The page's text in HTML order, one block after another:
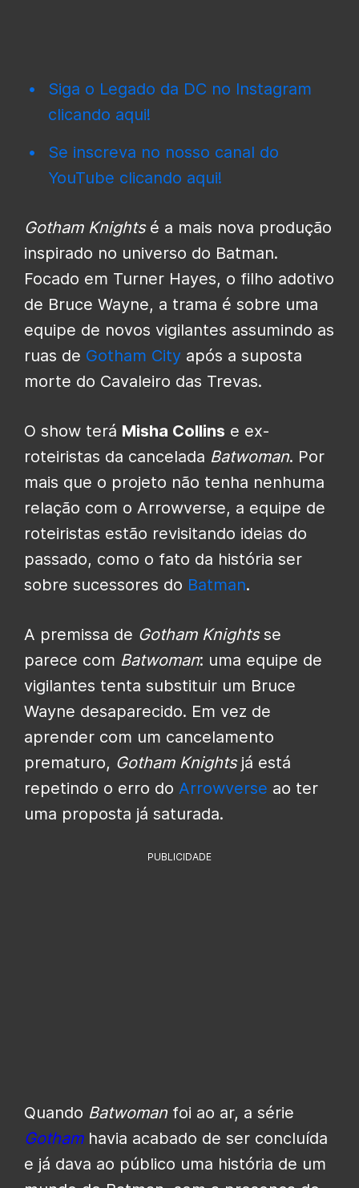
Siga o Legado da DC no Instagram
clicando aqui!
Se inscreva no nosso canal do
YouTube clicando aqui!
Gotham Knightsé a mais nova produção
inspirado no universo do Batman.
Focado em Turner Hayes, o filho adotivo
de Bruce Wayne, a trama é sobre uma
equipe de novos vigilantes assumindo as
ruas de Gotham City após a suposta
morte do Cavaleiro das Trevas.
O show terá Misha Collins e ex-
roteiristas da cancelada Batwoman. Por
mais que o projeto não tenha nenhuma
relação com o Arrowverse, a equipe de
roteiristas estão revisitando ideias do
passado, como o fato da história ser
sobre sucessores do Batman.
A premissa de Gotham Knightsse
parece com Batwoman: uma equipe de
vigilantes tenta substituir um Bruce
Wayne desaparecido. Em vez de
aprender com um cancelamento
prematuro, Gotham Knightsjá está
repetindo o erro do Arrowverse ao ter
uma proposta já saturada.
PUBLICIDADE
Quando Batwoman foi ao ar, a série
Gothamhavia acabado de ser concluída
e já dava ao público uma história de um